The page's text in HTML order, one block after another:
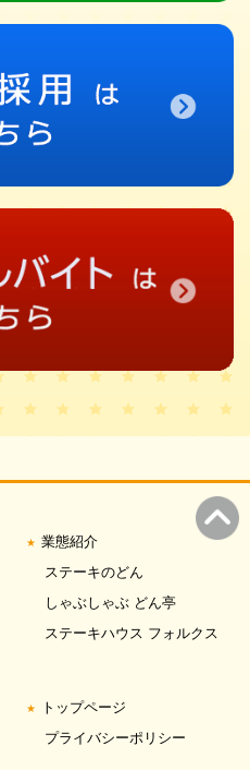
業態紹介
ステーキのどん
しゃぶしゃぶ どん亭
ステーキハウス フォルクス
トップページ
プライバシーポリシー